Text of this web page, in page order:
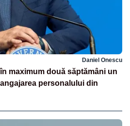
Daniel Onescu
maximum două săptămâni un
personalului din